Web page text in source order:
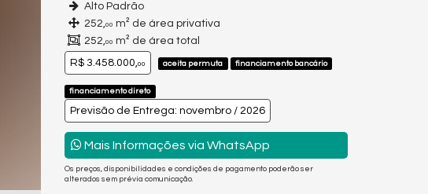
Alto Padrão
252,00 m² de área privativa
252,00 m² de área total
R$ 3.458.000,00 aceita permuta financiamento bancário
financiamento direto
Previsão de Entrega: novembro / 2026
Mais Informações via WhatsApp
Os preços, disponibilidades e condições de pagamento poderão ser
alterados sem prévia comunicação.